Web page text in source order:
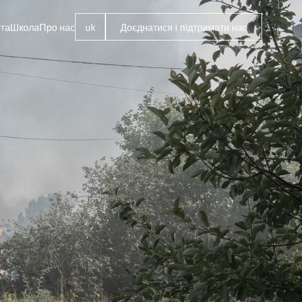
ШколаПро нас uk Доєднатися і підтримати нас